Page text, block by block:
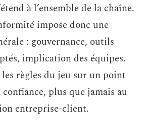
à l’ensemble de la chaîne.
impose donc une
: gouvernance, outils
implication des équipes.
règles du jeu sur un point
plus que jamais au
entreprise-client.